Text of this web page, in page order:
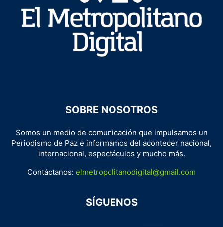
SOBRE NOSOTROS
Somos un medio de comunicación que impulsamos un
Periodismo de Paz e informamos del acontecer nacional,
internacional, espectáculos y mucho más.
Contáctanos: elmetropolitanodigital@gmail.com
SÍGUENOS